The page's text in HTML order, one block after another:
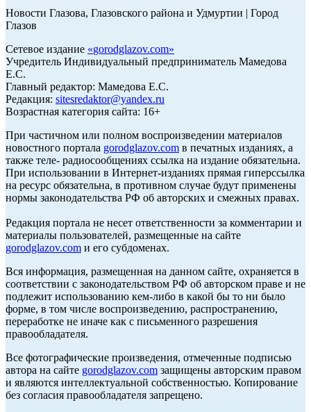
Новости Глазова, Глазовского района и Удмуртии | Город
Глазов
Сетевое издание «gorodglazov.com»
Учредитель Индивидуальный предприниматель Мамедова
Е.С.
Главный редактор: Мамедова Е.С.
Редакция: sitesredaktor@yandex.ru
Возрастная категория сайта: 16+
При частичном или полном воспроизведении материалов
новостного портала gorodglazov.com в печатных изданиях, а
также теле- радиосообщениях ссылка на издание обязательна.
При использовании в Интернет-изданиях прямая гиперссылка
на ресурс обязательна, в противном случае будут применены
нормы законодательства РФ об авторских и смежных правах.
Редакция портала не несет ответственности за комментарии и
материалы пользователей, размещенные на сайте
gorodglazov.com и его субдоменах.
Вся информация, размещенная на данном сайте, охраняется в
соответствии с законодательством РФ об авторском праве и не
подлежит использованию кем-либо в какой бы то ни было
форме, в том числе воспроизведению, распространению,
переработке не иначе как с письменного разрешения
правообладателя.
Все фотографические произведения, отмеченные подписью
автора на сайте gorodglazov.com защищены авторским правом
и являются интеллектуальной собственностью. Копирование
без согласия правообладателя запрещено.